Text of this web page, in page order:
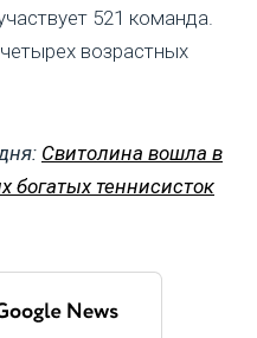
521 команда.
возрастных
Свитолина вошла в
богатых теннисисток